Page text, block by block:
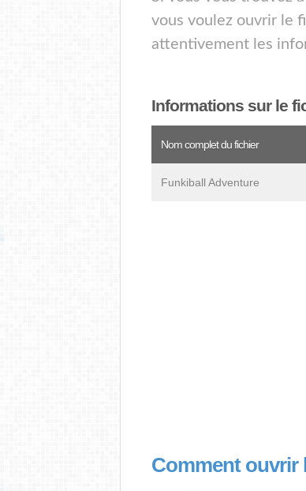
vous voulez ouvrir le
attentivement les
Informations sur le
Nom complet du fichier
Funkiball Adventure
Comment ouvrir